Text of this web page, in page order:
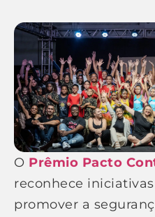
O Prêmio Pacto
reconhece
promover a